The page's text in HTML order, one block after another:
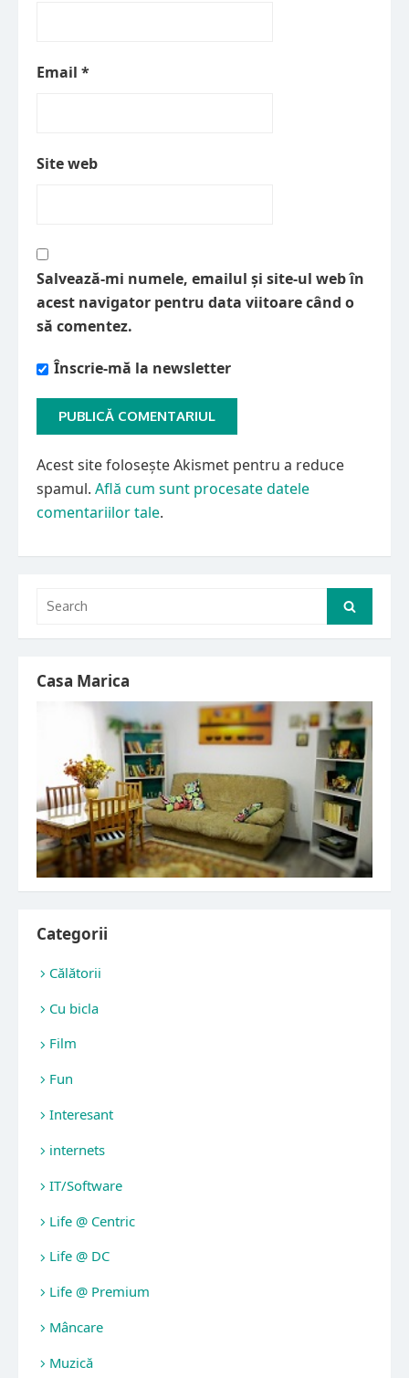
Email *
Site web
Salvează-mi numele, emailul și site-ul web în
acest navigator pentru data viitoare când o
să comentez.
Înscrie-mă la newsletter
Acest site folosește Akismet pentru a reduce
spamul. Află cum sunt procesate datele
comentariilor tale.
Search
Search
Casa Marica
Categorii
Călătorii
Cu bicla
Film
Fun
Interesant
internets
IT/Software
Life @ Centric
Life @ DC
Life @ Premium
Mâncare
Muzică